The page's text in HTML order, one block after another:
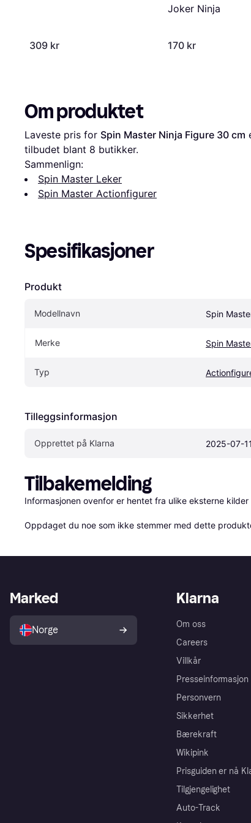
309 kr
Joker Ninja
170 kr
Om produktet
Laveste pris for Spin Master Ninja Figure 30 cm
tilbudet blant 8 butikker.
Sammenlign:
Spin Master Leker
Spin Master Actionfigurer
Spesifikasjoner
Produkt
Modellnavn Spin
Merke Spin
Typ
Tilleggsinformasjon
Opprettet på Klarna 2025-07-11
Tilbakemelding
Informasjonen ovenfor er hentet fra ulike eksterne
Oppdaget du noe som ikke stemmer med dette
Klarna
Om oss
Careers
Villkår
Presseinformasjon
Personvern
Sikkerhet
Bærekraft
Wikipink
Prisguiden er nå
Tilgjengelighet
Auto-Track
Marked
Norge